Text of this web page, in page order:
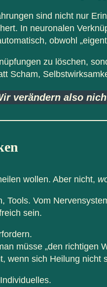
sind nicht nur
In neuronalen
obwohl
zu löschen,
Scham,
verändern also
wollen. Aber nicht,
Tools. Vom
sein.
müsse „den richtigen
wenn sich Heilung nicht